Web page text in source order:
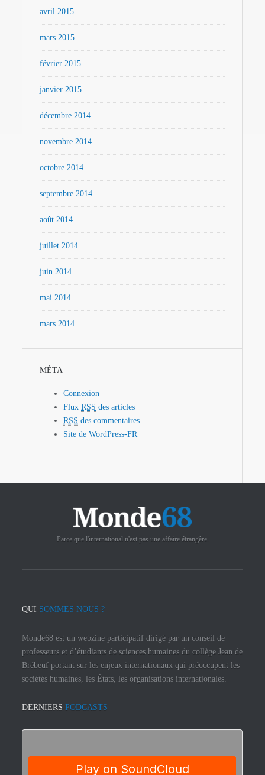
avril 2015
mars 2015
février 2015
janvier 2015
décembre 2014
novembre 2014
octobre 2014
septembre 2014
août 2014
juillet 2014
juin 2014
mai 2014
mars 2014
MÉTA
Connexion
FluxRSS des articles
RSS des commentaires
Site de WordPress-FR
Parce que l'international n'est pas une affaire étrangère.
QUI SOMMES NOUS ?
Monde68 est un webzine participatif dirigé par un conseil de
professeurs et d’étudiants de sciences humaines du collège Jean de
Brébeuf portant sur les enjeux internationaux qui préoccupent les
sociétés humaines, les États, les organisations internationales.
DERNIERS PODCASTS